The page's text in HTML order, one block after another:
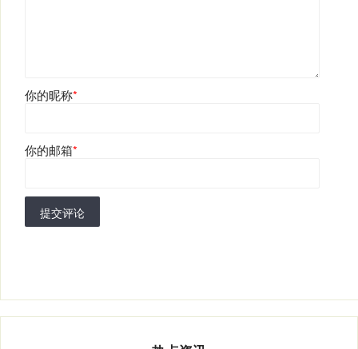
你的昵称*
你的邮箱*
提交评论